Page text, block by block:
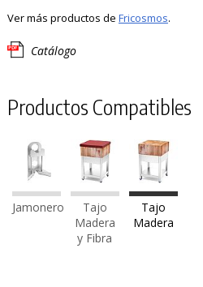
Ver más productos de Fricosmos.
Catálogo
Productos Compatibles
Jamonero
Tajo
Madera
y Fibra
Tajo
Madera